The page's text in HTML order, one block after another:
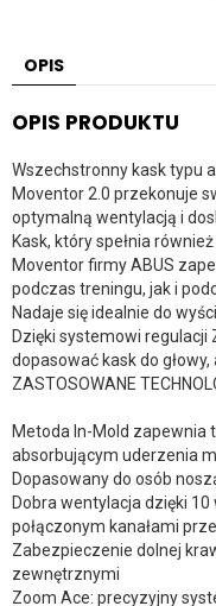
OPIS
OPIS PRODUKTU
Wszechstronny kask typu
Moventor 2.0 przekonuje
optymalną wentylacją i
Kask, który spełnia
Moventor firmy ABUS
podczas treningu, jak i
Nadaje się idealnie do
Dzięki systemowi
dopasować kask do
ZASTOSOWANE
Metoda In-Mold zapewnia
absorbującym uderzenia
Dopasowany do osób
Dobra wentylacja dzięki
połączonym kanałami
Zabezpieczenie dolnej
zewnętrznymi
Zoom Ace: precyzyjny